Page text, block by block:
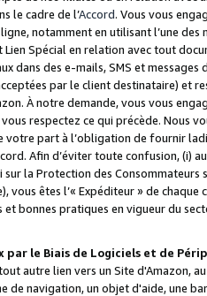
le cadre de l’Accord. Vous vous
notamment en utilisant l’une
Lien Spécial en relation avec tout
dans des e-mails, SMS et
par le client destinataire) et
À notre demande, vous vous
respectez ce qui précède. Nous
votre part à l’obligation de fournir
Afin d’éviter toute confusion, (i)
sur la Protection des
êtes l’« Expéditeur » de
et bonnes pratiques en vigueur du
par le Biais de Logiciels et de
autre lien vers un Site d'Amazon,
de navigation, un objet d'aide, une